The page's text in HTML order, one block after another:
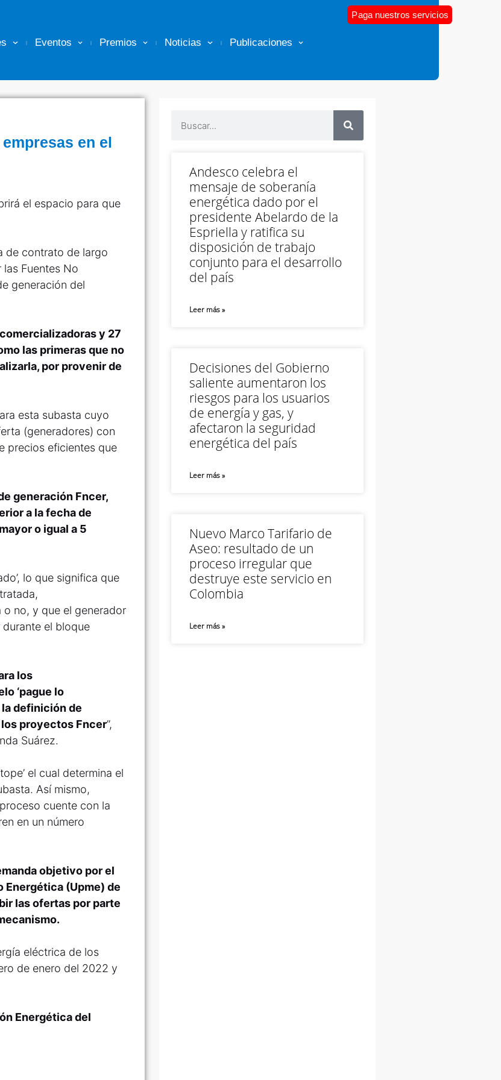
Eventos Premios Noticias Publicaciones
Paga nuestros servicios
en el
el espacio para que
de contrato de largo
Fuentes No
generación del
y 27
las primeras que no
por provenir de
esta subasta cuyo
(generadores) con
precios eficientes que
generación Fncer,
a la fecha de
o igual a 5
lo que significa que
no, y que el generador
el bloque
los
‘pague lo
definición de
proyectos Fncer”,
Suárez.
el cual determina el
Así mismo,
cuente con la
en un número
objetivo por el
Energética (Upme) de
las ofertas por parte
eléctrica de los
de enero del 2022 y
Energética del
Andesco celebra el
mensaje de soberanía
energética dado por el
presidente Abelardo de la
Espriella y ratifica su
disposición de trabajo
conjunto para el desarrollo
del país
Leer más »
Decisiones del Gobierno
saliente aumentaron los
riesgos para los usuarios
de energía y gas, y
afectaron la seguridad
energética del país
Leer más »
Nuevo Marco Tarifario de
Aseo: resultado de un
proceso irregular que
destruye este servicio en
Colombia
Leer más »